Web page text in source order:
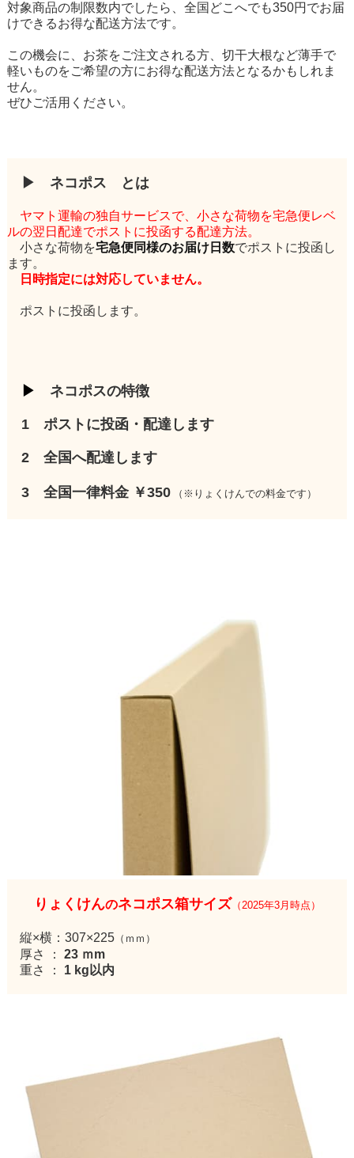
対象商品の制限数内でしたら、全国どこへでも350円でお届
けできるお得な配送方法です。
この機会に、お茶をご注文される方、切干大根など薄手で
軽いものをご希望の方にお得な配送方法となるかもしれま
せん。
ぜひご活用ください。
▶ ネコポス とは
ヤマト運輸の独自サービスで、小さな荷物を宅急便レベ
ルの翌日配達でポストに投函する配達方法。
小さな荷物を宅急便同様のお届け日数でポストに投函し
ます。
日時指定には対応していません。
ポストに投函します。
▶ ネコポスの特徴
1 ポストに投函・配達します
2 全国へ配達します
3 全国一律料金 ￥350 （※りょくけんでの料金です）
りょくけんのネコポス箱サイズ （2025年3月時点）
縦×横：307×225（ｍｍ）
厚さ ： 23 ｍm
重さ ： 1 kg以内